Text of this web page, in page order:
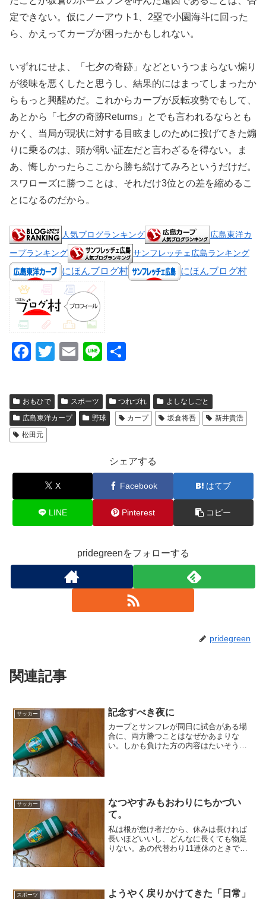
定できない。仮にノーアウト1、2塁で小園海斗に回った
ら、かえってカープが困ったかもしれない。
いずれにせよ、「七夕の奇跡」などというつまらない煽り
が後味を悪くしたと思うし、結果的にはまってしまったか
らもっと興醒めだ。これからカーブが反転攻勢でもして、
あとから「七夕の奇跡Returns」とでも言われるならとも
かく、当局が現状に対する目眩ましのために投げてきた煽
りに乗るのは、頭が弱い証左だと言わざるを得ない。ま
あ、悔しかったらここから勝ち続けてみろというだけだ。
スワローズに勝つことは、それだけ3位との差を縮めるこ
とになるのだから。
人気ブログランキング
広島東洋カ
ープランキング
サンフレッチェ広島ランキング
にほんブログ村 にほんブログ村
F
c
e
b
o
T
tt
er
E
ail
Li
e
おもひで スポーツ つれづれ
よしなしごと
広島東洋カープ
野球 カープ 坂倉将吾
新井貴浩
松田元
シェアする
X Facebook はてブ
LINE Pinterest コピー
pridegreenをフォローする
pridegreen
関連記事
サッカー 記念すべき夜に
カープとサンフレが同日に試合がある場
合に、両方勝つことはなぜかあまりな
い。しかも負けた方の内容はたいそう悪
サッカー
なつやすみもおわりにちかづい
て。
私は根が怠け者だから、休みは長ければ
長いほどいいし、どんなに長くても物足
りない。あの代替わり11連休のときでさ
スポーツ
ようやく戻りかけてきた「日常」